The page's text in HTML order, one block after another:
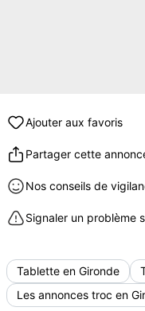
Ajouter aux favoris
Partager cette
Nos conseils de
Signaler un problème
Tablette en Gironde
Les annonces troc en